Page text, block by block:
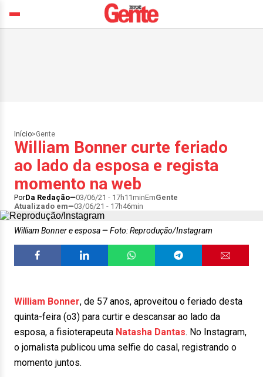
Início>Gente
William Bonner curte feriado
ao lado da esposa e regista
momento na web
PorDa Redação 03/06/21 - 17h11minEmGente
Atualizado em
03/06/21 - 17h46min
William Bonner e esposa Foto: Reprodução/Instagram
William Bonner, de 57 anos, aproveitou o feriado desta
quinta-feira (o3) para curtir e descansar ao lado da
esposa, a fisioterapeuta Natasha Dantas. No Instagram,
o jornalista publicou uma selfie do casal, registrando o
momento juntos.